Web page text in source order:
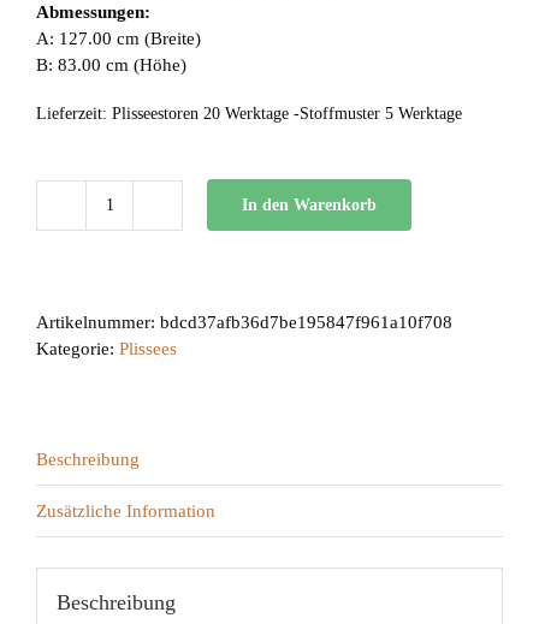
Abmessungen:
A: 127.00 cm (Breite)
B: 83.00 cm (Höhe)
Lieferzeit: Plisseestoren 20 Werktage -Stoffmuster 5 Werktage
BB
In den Warenkorb
Artikelnummer: bdcd37afb36d7be195847f961a10f708
Kategorie: Plissees
Beschreibung
Zusätzliche Information
Beschreibung